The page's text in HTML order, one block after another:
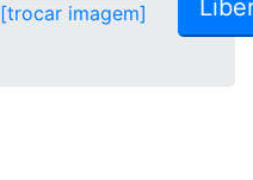
[trocar imagem]